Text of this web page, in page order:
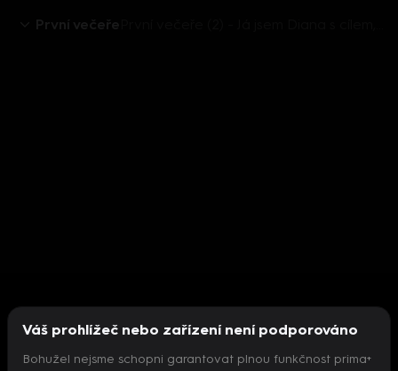
První večeře
Váš prohlížeč nebo zařízení není podporováno
Bohužel nejsme schopni garantovat plnou funkčnost prima+